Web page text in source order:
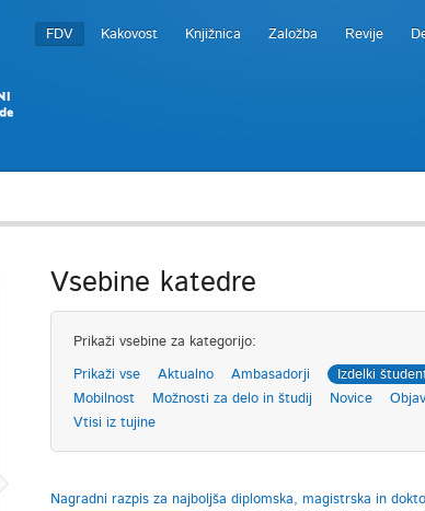
FDV Kakovost Knjižnica Založba Revije
Vsebine katedre
Prikaži vsebine za kategorijo:
Prikaži vse Aktualno Ambasadorji Izdelki
Mobilnost
Možnosti za delo in študij Novice
Vtisi iz tujine
Nagradni razpis za najboljša diplomska, magistrska in